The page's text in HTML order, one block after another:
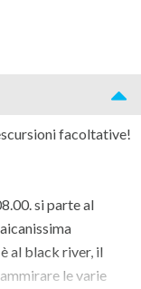
annullamento e
a persona, da
facoltative!
si parte al
al black river, il
le varie